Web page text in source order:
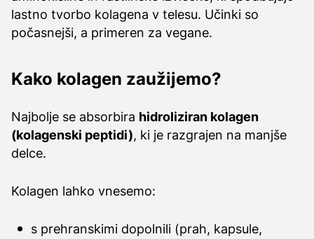
lastno tvorbo kolagena v telesu. Učinki so
počasnejši, a primeren za vegane.
Kako kolagen zaužijemo?
Najbolje se absorbira hidroliziran kolagen
(kolagenski peptidi), ki je razgrajen na manjše
delce.
Kolagen lahko vnesemo:
s prehranskimi dopolnili (prah, kapsule,